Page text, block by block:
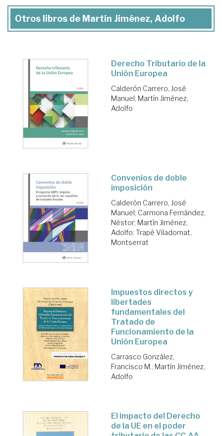
Otros libros de Martín Jiménez, Adolfo
Derecho Tributario de la
Unión Europea
Calderón Carrero, José
Manuel; Martín Jiménez,
Adolfo
Convenios de doble
imposición
Calderón Carrero, José
Manuel; Carmona Fernández,
Néstor; Martín Jiménez,
Adolfo; Trapé Viladomat,
Montserrat
Impuestos directos y
libertades
fundamentales del
Tratado de
Funcionamiento de la
Unión Europea
Carrasco González,
Francisco M.; Martín Jiménez,
Adolfo
El impacto del Derecho
de la UE en el poder